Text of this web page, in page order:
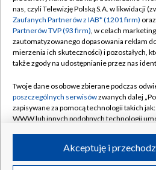
Emisja w TVP
Centrum informacji TVP
Naziemna Telewizja Cyfrowa
Rada Programowa
System NOS
Informacje o nadawcy
Program dla prasy
Polityka
Moje
Pomoc
Kontakt
Kanały
©2026 Telewizja Polska
nas, czyli Telewizję Polską S.A. w likwidacji
Zaufanych Partnerów z IAB* (1201 firm)
Partnerów TVP (93 firm), w celach
zautomatyzowanego dopasowania reklam
mierzenia ich skuteczności) i pozostałych,
także zgody na udostępnianie przez nas
Twoje dane osobowe zbierane podczas
poszczególnych serwisówzwanych dalej
zapisywane za pomocą technologii takich
WWW lub innych podobnych technologii
ruchu w Internecie.Akceptuję i